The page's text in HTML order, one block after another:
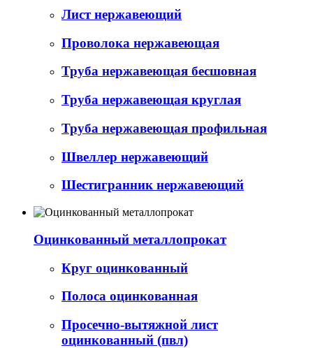
Лист нержавеющий
Проволока нержавеющая
Труба нержавеющая бесшовная
Труба нержавеющая круглая
Труба нержавеющая профильная
Швеллер нержавеющий
Шестигранник нержавеющий
Оцинкованный металлопрокат
Круг оцинкованный
Полоса оцинкованная
Просечно-вытяжной лист
оцинкованный (пвл)